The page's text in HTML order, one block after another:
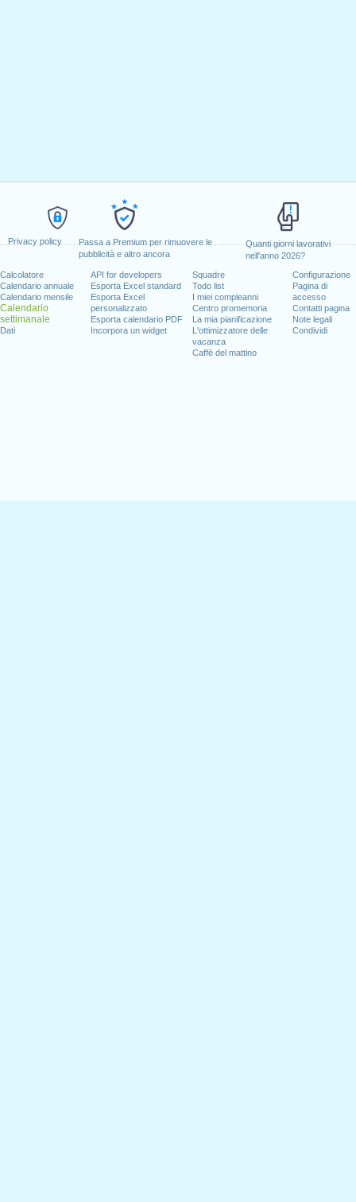
Privacy policy
Passa a Premium per rimuovere le
pubblicità e altro ancora
Quanti giorni lavorativi
nell'anno 2026?
Calcolatore
Calendario annuale
Calendario mensile
Calendario
settimanale
Dati
API for developers
Esporta Excel standard
Esporta Excel
personalizzato
Esporta calendario PDF
Incorpora un widget
Squadre
Todo list
I miei compleanni
Centro promemoria
La mia pianificazione
L'ottimizzatore delle
vacanza
Caffè del mattino
Configurazione
Pagina di
accesso
Contatti pagina
Note legali
Condividi